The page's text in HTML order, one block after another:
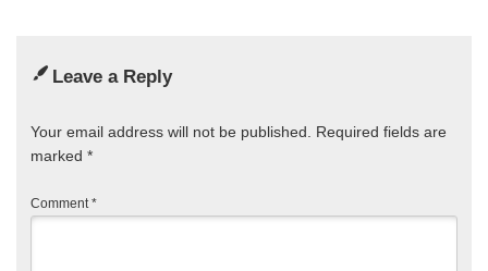
Leave a Reply
Your email address will not be published.
Required fields are
marked *
Comment*